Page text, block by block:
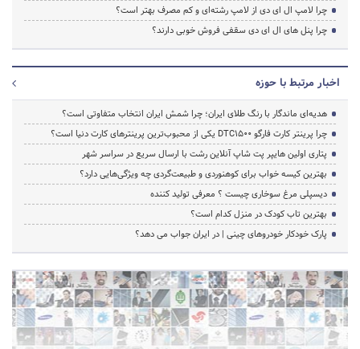
چرا لامپ ال ای دی از لامپ رشته‌ای و کم مصرف بهتر است؟
چرا پنل های ال ای دی سقفی فروش خوبی دارند؟
اخبار مرتبط با حوزه
هدیه‌ای ماندگار با رنگ طلای ایران؛ چرا شمش ایران انتخاب متفاوتی است؟
چرا پرینتر کارت فارگو DTC1500 یکی از محبوب‌ترین پرینترهای کارت دنیا است؟
پتاری اولین هایپر پت شاپ آنلاین رشت با ارسال سریع در سراسر شهر
بهترین کیسه خواب برای کوهنوردی و طبیعت‌گردی چه ویژگی‌هایی دارد؟
دیسپلی مرغ سوخاری چیست ؟ معرفی تولید کننده
بهترین تاب کودک در منزل کدام است؟
پارک خودکار خودروهای چینی | در ایران جواب می دهد؟